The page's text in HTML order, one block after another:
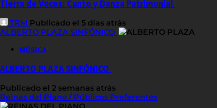
Tierra de Voces: Canto y Danza Patrimonial
TRM Publicado el 5 días atrás
ALBERTO PLAZA SINFÓNICO
MÚSICA
ALBERTO PLAZA SINFÓNICO
Publicado el 2 semanas atrás
Reinas del Piano / Públicos Preferentes